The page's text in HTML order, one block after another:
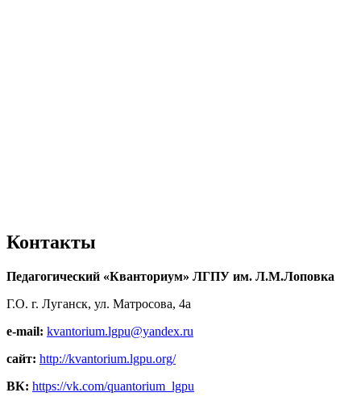
Контакты
Педагогический «Кванториум» ЛГПУ им. Л.М.Лоповка
Г.О. г. Луганск, ул. Матросова, 4а
e-mail: kvantorium.lgpu@yandex.ru
сайт: http://kvantorium.lgpu.org/
ВК: https://vk.com/quantorium_lgpu